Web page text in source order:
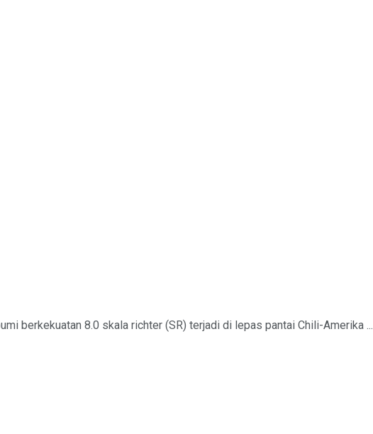
berkekuatan 8.0 skala richter (SR) terjadi di lepas pantai Chili-Amerika ...